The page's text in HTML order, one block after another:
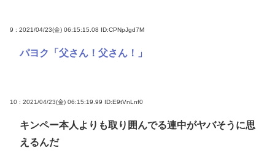
9 : 2021/04/23(金) 06:15:15.08 ID:CPNpJgd7M
パヨク「父さん！父さん！」
10 : 2021/04/23(金) 06:15:19.99 ID:E9tVnLnf0
キンペー本人よりも取り囲んでる連中がヤバそうに思
えるんだ